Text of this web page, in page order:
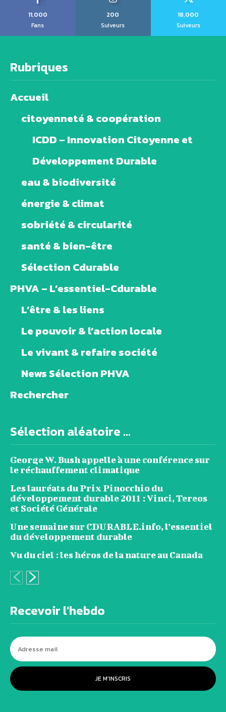
11,000
Fans
200
Suiveurs
18,000
Suiveurs
Rubriques
Accueil
citoyenneté & coopération
ICDD – Innovation Citoyenne et
Développement Durable
eau & biodiversité
énergie & climat
sobriété & circularité
santé & bien-être
Sélection Cdurable
PHVA – L’essentiel-Cdurable
L’être & les liens
Le pouvoir & l’action locale
Le vivant & refaire société
News Sélection PHVA
Rechercher
Sélection aléatoire ...
George W. Bush appelle à une conférence sur
le réchauffement climatique
Les lauréats du Prix Pinocchio du
développement durable 2011 : Vinci, Tereos
et Société Générale
Une semaine sur CDURABLE.info, l’essentiel
du développement durable
Vu du ciel : les héros de la nature au Canada
Recevoir l'hebdo
JE M'INSCRIS